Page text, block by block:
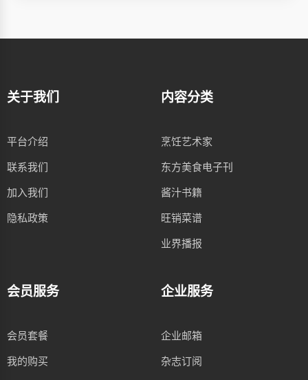
关于我们
平台介绍
联系我们
加入我们
隐私政策
内容分类
烹饪艺术家
东方美食电子刊
酱汁书籍
旺销菜谱
业界播报
会员服务
会员套餐
我的购买
企业服务
企业邮箱
杂志订阅